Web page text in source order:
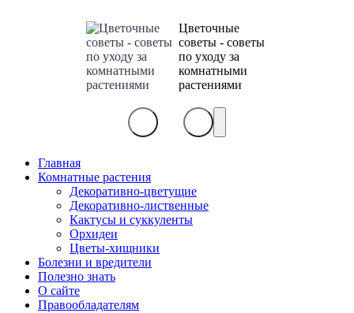
Цветочные
советы - советы
по уходу за
комнатными
растениями
Главная
Комнатные растения
Декоративно-цветущие
Декоративно-лиственные
Кактусы и суккуленты
Орхидеи
Цветы-хищники
Болезни и вредители
Полезно знать
О сайте
Правообладателям